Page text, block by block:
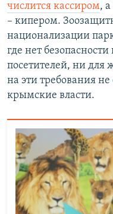
числится кассиром,
– кипером.
национализации
где нет
посетителей, ни для
на эти требования
крымские власти.